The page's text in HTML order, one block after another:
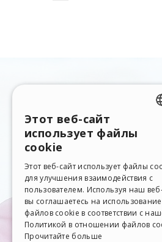
Этот веб-сайт
использует файлы
cookie
Этот веб-сайт использует файлы
для улучшения взаимодействия с
пользователем. Используя наш
вы соглашаетесь на использование
файлов cookie в соответствии с
Политикой в ​​отношении файлов
Прочитайте больше